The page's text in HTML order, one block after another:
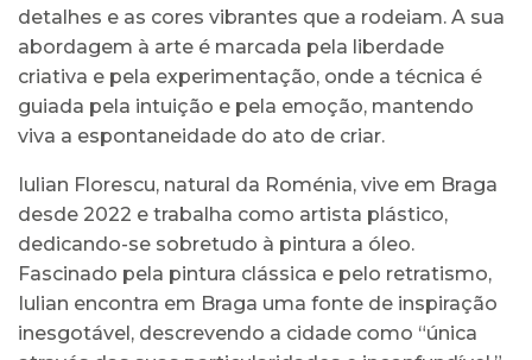
detalhes e as cores vibrantes que a rodeiam. A sua
abordagem à arte é marcada pela liberdade
criativa e pela experimentação, onde a técnica é
guiada pela intuição e pela emoção, mantendo
viva a espontaneidade do ato de criar.
Iulian Florescu, natural da Roménia, vive em Braga
desde 2022 e trabalha como artista plástico,
dedicando-se sobretudo à pintura a óleo.
Fascinado pela pintura clássica e pelo retratismo,
Iulian encontra em Braga uma fonte de inspiração
inesgotável, descrevendo a cidade como “única